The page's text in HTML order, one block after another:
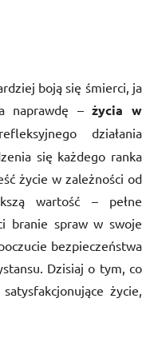
boją się śmierci, ja
naprawdę –życia w
działania
się każdego ranka
życie w zależności od
wartość – pełne
branie spraw w swoje
bezpieczeństwa
Dzisiaj o tym, co
życie,